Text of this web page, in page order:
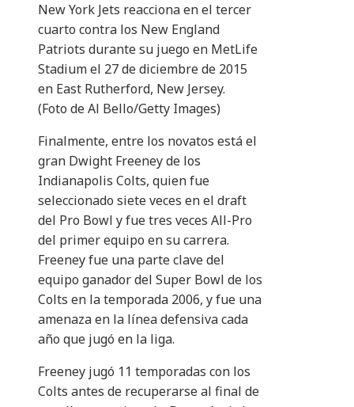
New York Jets reacciona en el tercer
cuarto contra los New England
Patriots durante su juego en MetLife
Stadium el 27 de diciembre de 2015
en East Rutherford, New Jersey.
(Foto de Al Bello/Getty Images)
Finalmente, entre los novatos está el
gran Dwight Freeney de los
Indianapolis Colts, quien fue
seleccionado siete veces en el draft
del Pro Bowl y fue tres veces All-Pro
del primer equipo en su carrera.
Freeney fue una parte clave del
equipo ganador del Super Bowl de los
Colts en la temporada 2006, y fue una
amenaza en la línea defensiva cada
año que jugó en la liga.
Freeney jugó 11 temporadas con los
Colts antes de recuperarse al final de